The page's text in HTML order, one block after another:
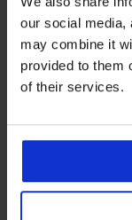
our social media,
may combine it
provided to them
of their services.
Kedvezmény
3 550
Eredeti ár
7 090
Ft
Kedvezmény
Ft
Eredeti ár
26 390
Ft